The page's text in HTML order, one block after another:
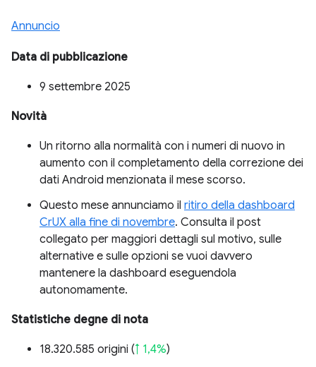
Annuncio
Data di pubblicazione
9 settembre 2025
Novità
Un ritorno alla normalità con i numeri di nuovo in
aumento con il completamento della correzione dei
dati Android menzionata il mese scorso.
Questo mese annunciamo il ritiro della dashboard
CrUX alla fine di novembre. Consulta il post
collegato per maggiori dettagli sul motivo, sulle
alternative e sulle opzioni se vuoi davvero
mantenere la dashboard eseguendola
autonomamente.
Statistiche degne di nota
18.320.585 origini (↑ 1,4%)